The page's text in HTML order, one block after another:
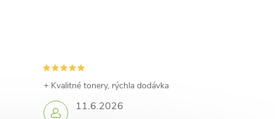
11.6.2026
+ Kvalitné tonery, rýchla dodávka